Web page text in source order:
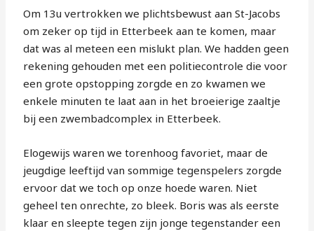
Om 13u vertrokken we plichtsbewust aan St-Jacobs
om zeker op tijd in Etterbeek aan te komen, maar
dat was al meteen een mislukt plan. We hadden geen
rekening gehouden met een politiecontrole die voor
een grote opstopping zorgde en zo kwamen we
enkele minuten te laat aan in het broeierige zaaltje
bij een zwembadcomplex in Etterbeek.
Elogewijs waren we torenhoog favoriet, maar de
jeugdige leeftijd van sommige tegenspelers zorgde
ervoor dat we toch op onze hoede waren. Niet
geheel ten onrechte, zo bleek. Boris was als eerste
klaar en sleepte tegen zijn jonge tegenstander een